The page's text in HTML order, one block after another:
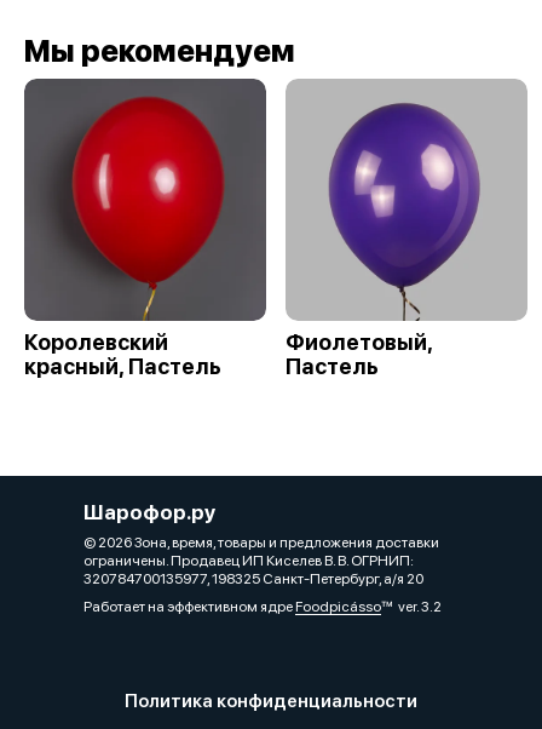
Мы рекомендуем
Королевский
красный, Пастель
Фиолетовый,
Пастель
Шарофор.ру
© 2026 Зона, время, товары и предложения доставки
ограничены. Продавец ИП Киселев В. В. ОГРНИП:
320784700135977, 198325 Санкт-Петербург, а/я 20
Работает на эффективном ядреFoodpicássover. 3.2
Политика конфиденциальности